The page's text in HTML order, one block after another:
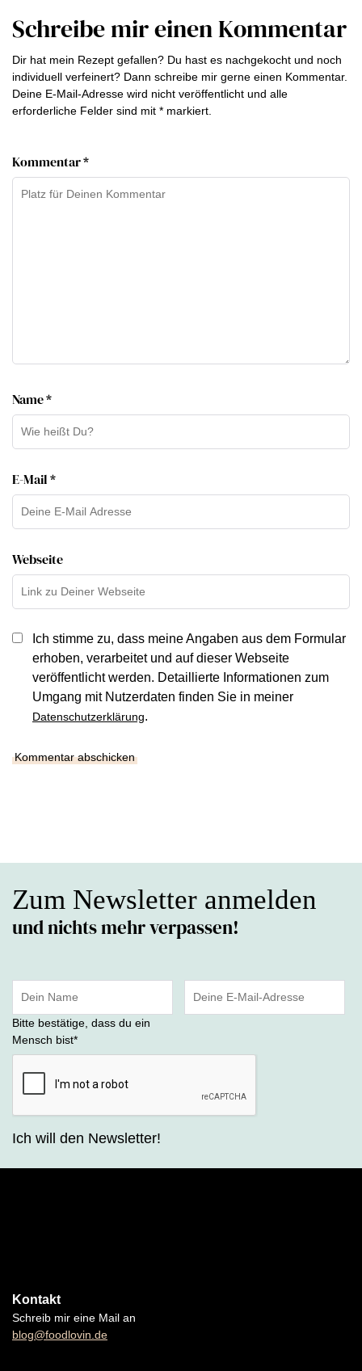
Schreibe mir einen Kommentar
Dir hat mein Rezept gefallen? Du hast es nachgekocht und noch
individuell verfeinert? Dann schreibe mir gerne einen Kommentar.
Deine E-Mail-Adresse wird nicht veröffentlicht und alle
erforderliche Felder sind mit * markiert.
Kommentar *
Name *
E-Mail *
Webseite
Ich stimme zu, dass meine Angaben aus dem Formular
erhoben, verarbeitet und auf dieser Webseite
veröffentlicht werden. Detaillierte Informationen zum
Umgang mit Nutzerdaten finden Sie in meiner
Datenschutzerklärung.
Zum Newsletter anmelden
und nichts mehr verpassen!
Bitte bestätige, dass du ein
Mensch bist*
Ich will den Newsletter!
Kontakt
Schreib mir eine Mail an
blog@foodlovin.de